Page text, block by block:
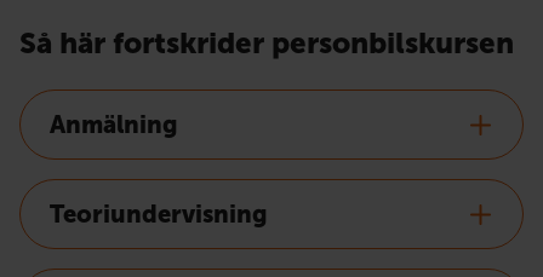
Så här fortskrider personbilskursen
Anmälning
Teoriundervisning